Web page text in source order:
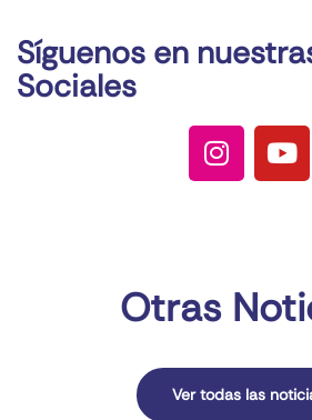
Síguenos en
Sociales
Otras
Ver todas las